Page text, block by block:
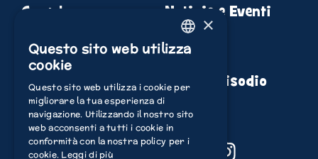
Guarda
Scopri
Gioca
Notizie e Eventi
Compra
Guida episodio
YouTubeFacebookTikTok Instagram
ENGLISH
×
Questo sito web utilizza
cookie
Questo sito web utilizza i cookie per
migliorare la tua esperienza di
navigazione. Utilizzando il nostro sito
web acconsenti a tutti i cookie in
conformità con la nostra policy per i
cookie. Leggi di più